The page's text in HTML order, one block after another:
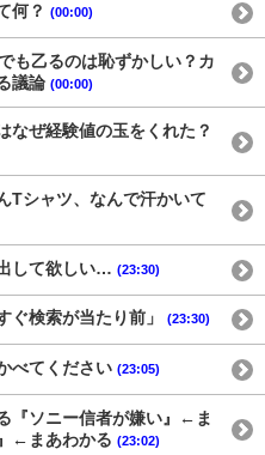
何？ (00:00)
も乙るのは恥ずかしい？カ
議論 (00:00)
なぜ経験値の玉をくれた？
Tシャツ、なんで汗かいて
して欲しい… (23:30)
ぐ検索が当たり前」 (23:30)
べてください (23:05)
『ソニー信者が嫌い』←ま
←まあわかる (23:02)